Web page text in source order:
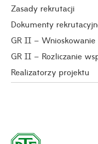
Zasady rekrutacji
Dokumenty
GR II –
GR II – Rozliczanie
Realizatorzy projektu